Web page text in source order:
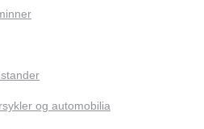
og automobilia